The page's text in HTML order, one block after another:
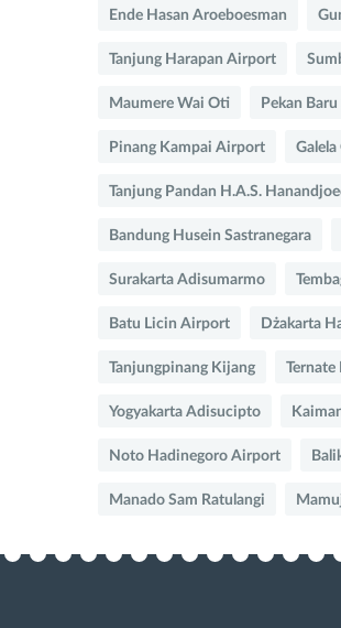
Ende Hasan Aroeboesman
Tanjung Harapan Airport
Maumere Wai Oti Pekan
Pinang Kampai Airport
Tanjung Pandan H.A.S.
Bandung Husein Sastranegara
Surakarta Adisumarmo
Batu Licin Airport Dżakarta
Tanjungpinang Kijang Ternate
Yogyakarta Adisucipto
Noto Hadinegoro Airport
Manado Sam Ratulangi